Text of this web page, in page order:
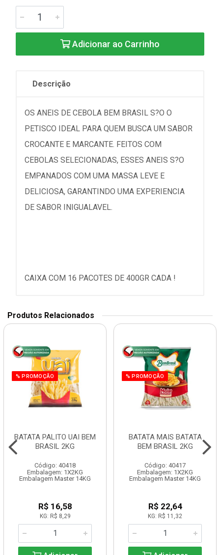
Adicionar ao Carrinho
Descrição
OS ANEIS DE CEBOLA BEM BRASIL S?O O
PETISCO IDEAL PARA QUEM BUSCA UM SABOR
CROCANTE E MARCANTE. FEITOS COM
CEBOLAS SELECIONADAS, ESSES ANEIS S?O
EMPANADOS COM UMA MASSA LEVE E
DELICIOSA, GARANTINDO UMA EXPERIENCIA
DE SABOR INIGUALAVEL.
CAIXA COM 16 PACOTES DE 400GR CADA !
Produtos Relacionados
% PROMOÇÃO
BATATA PALITO UAI BEM
BRASIL 2KG
Código: 40418
Embalagem: 1X2KG
Embalagem Master 14KG
R$ 16,58
KG: R$ 8,29
% PROMOÇÃO
BATATA MAIS BATATA
BEM BRASIL 2KG
Código: 40417
Embalagem: 1X2KG
Embalagem Master 14KG
R$ 22,64
KG: R$ 11,32